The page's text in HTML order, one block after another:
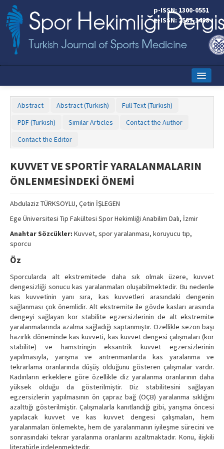
p-ISSN: 1300-0551
e-ISSN: 2587-1498
Editorial Board
Contact Us
Abstract Abstract (Turkish)
Full Text (Turkish)
PDF (Turkish)
Similar Articles
Contact the Author
Contact the Editor
KUVVET VE SPORTİF YARALANMALARIN
ÖNLENMESİNDEKİ ÖNEMİ
Abdulaziz TÜRKSOYLU, Çetin İŞLEGEN
Ege Üniversitesi Tıp Fakültesi Spor Hekimliği Anabilim Dalı, İzmir
Anahtar Sözcükler: Kuvvet, spor yaralanması, koruyucu tıp,
sporcu
Öz
Sporcularda alt ekstremitede daha sık olmak üzere, kuvvet
dengesizliği sonucu kas yaralanmaları oluşabilmektedir. Bu nedenle
kas kuvvetinin yanı sıra, kas kuvvetleri arasındaki dengenin
sağlanması çok önemlidir. Alt ekstremite ile gövde kasları arasında
dengeyi sağlayan kor stabilite egzersizlerinin de alt ekstremite
yaralanmalarında azalma sağladığı saptanmıştır. Özellikle sezon başı
hazırlık döneminde kas kuvveti, kas kuvvet dengesi çalışmaları (kor
stabilite) ve hamstringin eksantrik kuvvet egzersizlerinin
yapılmasıyla, yarışma ve antrenmanlarda kas yaralanma ve
tekrarlama oranlarında düşüş olduğunu gösteren çalışmalar vardır.
Kadınların erkeklere göre özellikle diz yaralanma oranlarının daha
yüksek olduğu da gösterilmiştir. Diz stabilitesini sağlayan
egzersizlerin yapılmasının ön çapraz bağ (ÖÇB) yaralanma sıklığını
azalttığı gösterilmiştir. Çalışmalarla kanıtlandığı gibi, yarışma öncesi
yapılacak kuvvet ve kas kuvvet dengesi çalışmaları, hem
yaralanmaları önlemekte, hem de yaralanmanın iyileşme sürecini ve
sonrasındaki tekrar yaralanma oranlarını azaltmaktadır. Konu, ilişkili
literatürle irdelenmektedir.